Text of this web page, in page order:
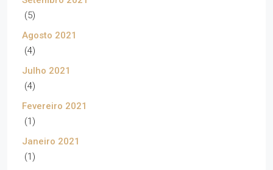
(5)
Agosto 2021
(4)
Julho 2021
(4)
Fevereiro 2021
(1)
Janeiro 2021
(1)